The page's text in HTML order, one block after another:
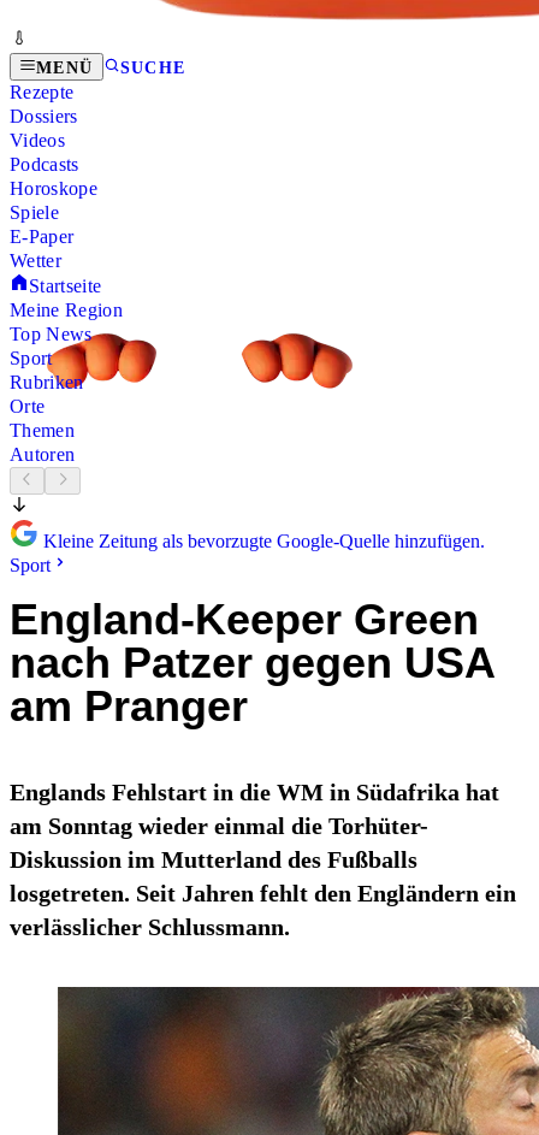
MENÜ SUCHE
Rezepte
Dossiers
Videos
Podcasts
Horoskope
Spiele
E-Paper
Wetter
Startseite
Meine Region
Top News
Sport
Rubriken
Orte
Themen
Autoren
Kleine Zeitung als bevorzugte Google-Quelle hinzufügen.
Sport
England-Keeper Green
nach Patzer gegen USA
am Pranger
Englands Fehlstart in die WM in Südafrika hat
am Sonntag wieder einmal die Torhüter-
Diskussion im Mutterland des Fußballs
losgetreten. Seit Jahren fehlt den Engländern ein
verlässlicher Schlussmann.